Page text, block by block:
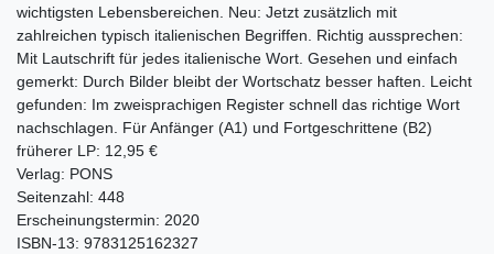
wichtigsten Lebensbereichen. Neu: Jetzt zusätzlich mit
zahlreichen typisch italienischen Begriffen. Richtig aussprechen:
Mit Lautschrift für jedes italienische Wort. Gesehen und einfach
gemerkt: Durch Bilder bleibt der Wortschatz besser haften. Leicht
gefunden: Im zweisprachigen Register schnell das richtige Wort
nachschlagen. Für Anfänger (A1) und Fortgeschrittene (B2)
früherer LP: 12,95 €
Verlag: PONS
Seitenzahl: 448
Erscheinungstermin: 2020
ISBN-13: 9783125162327